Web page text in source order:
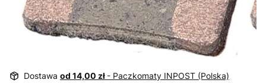
Dostawa od 14,00 zł - Paczkomaty INPOST (Polska)